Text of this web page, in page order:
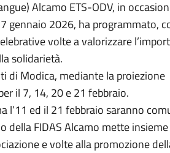
Alcamo ETS-ODV, in
gennaio 2026, ha programmato,
volte a valorizzare
solidarietà.
di Modica, mediante la proiezione
il 7, 14, 20 e 21 febbraio.
l’11 ed il 21 febbraio saranno
FIDAS Alcamo mette insieme
e volte alla promozione